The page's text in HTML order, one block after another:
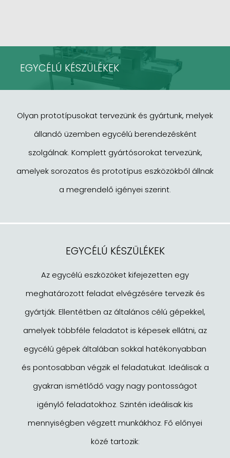
EGYCÉLÚ KÉSZÜLÉKEK
Olyan prototípusokat tervezünk és gyártunk, melyek
állandó üzemben egycélú berendezésként
szolgálnak. Komplett gyártósorokat tervezünk,
amelyek sorozatos és prototípus eszközökből állnak
a megrendelő igényei szerint.
EGYCÉLÚ KÉSZÜLÉKEK
Az egycélú eszközöket kifejezetten egy
meghatározott feladat elvégzésére tervezik és
gyártják. Ellentétben az általános célú gépekkel,
amelyek többféle feladatot is képesek ellátni, az
egycélú gépek általában sokkal hatékonyabban
és pontosabban végzik el feladatukat. Ideálisak a
gyakran ismétlődő vagy nagy pontosságot
igénylő feladatokhoz. Szintén ideálisak kis
mennyiségben végzett munkákhoz. Fő előnyei
közé tartozik: